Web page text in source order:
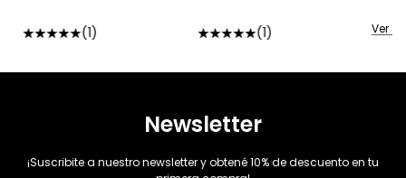
(1) (1) Ver
Newsletter
¡Suscribite a nuestro newsletter y obtené 10% de descuento en tu